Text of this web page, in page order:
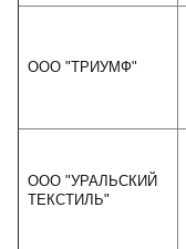
ООО "ТРИУМФ"
ООО "УРАЛЬСКИЙ
ТЕКСТИЛЬ"